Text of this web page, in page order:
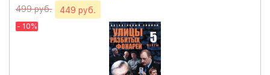
499 руб.
449 руб.
- 10%